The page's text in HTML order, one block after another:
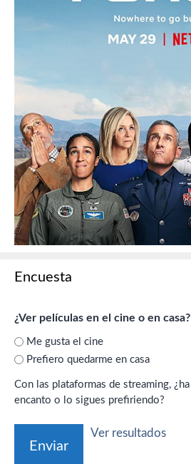
Encuesta
¿Ver películas en el cine o en casa?
Me gusta el cine
Prefiero quedarme en casa
Con las plataformas de streaming, ¿ha perdido el cine su
encanto o lo sigues prefiriendo?
Ver resultados